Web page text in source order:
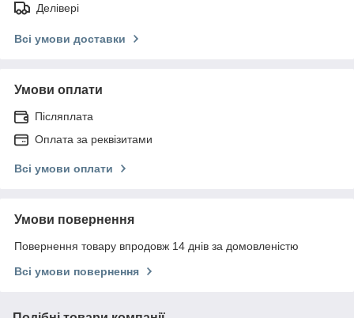
Делівері
Всі умови доставки
Умови оплати
Післяплата
Оплата за реквізитами
Всі умови оплати
Умови повернення
Повернення товару впродовж 14 днів за домовленістю
Всі умови повернення